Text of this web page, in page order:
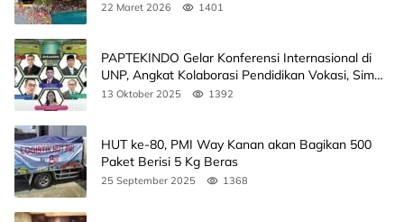
22 Maret 2026 1401
PAPTEKINDO Gelar Konferensi Internasional di
UNP, Angkat Kolaborasi Pendidikan Vokasi, Simak
Agendanya
13 Oktober 2025 1392
HUT ke-80, PMI Way Kanan akan Bagikan 500
Paket Berisi 5 Kg Beras
25 September 2025 1368